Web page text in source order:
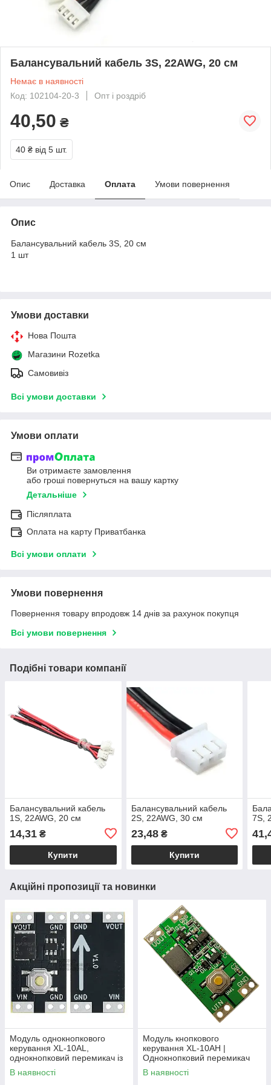
Балансувальний кабель 3S, 22AWG, 20 см
Немає в наявності
Код: 102104-20-3
Опт і роздріб
40,50 ₴
40 ₴ від 5 шт.
Опис Доставка Оплата Умови повернення
Опис
Балансувальний кабель 3S, 20 см
1 шт
Умови доставки
Нова Пошта
Магазини Rozetka
Самовивіз
Всі умови доставки
Умови оплати
Ви отримаєте замовлення
або гроші повернуться на вашу картку
Детальніше
Післяплата
Оплата на карту Приватбанка
Всі умови оплати
Умови повернення
Повернення товару впродовж 14 днів за рахунок покупця
Всі умови повернення
Подібні товари компанії
Балансувальний кабель
1S, 22AWG, 20 см
14,31 ₴
Купити
Балансувальний кабель
2S, 22AWG, 30 см
23,48₴
Купити
7S,
Акційні пропозиції та новинки
Модуль однокнопкового
керування XL-10AL,
однокнопковий перемикач із
фіксацією, 5В 10А,
енергоефективний
В наявності
Модуль кнопкового
керування XL-10AH |
Однокнопковий перемикач
10A | Модуль з фіксацією |
Широкий діапазон
В наявності